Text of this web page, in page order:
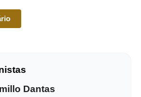
Dantas